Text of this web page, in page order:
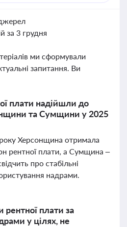
за 3 грудня
ми сформували
запитання. Ви
плати надійшли до
та Сумщини у 2025
Херсонщина отримала
рентної плати, а Сумщина –
про стабільні
надрами.
плати за
у цілях, не